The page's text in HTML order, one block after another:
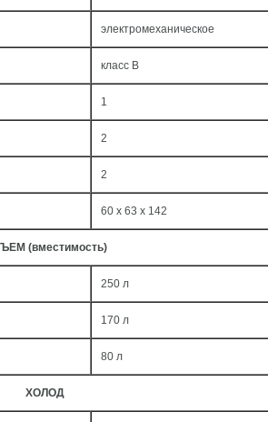
электромеханическое
класс B
1
2
2
60 x 63 x 142
(вместимость)
250 л
170 л
80 л
ХОЛОД